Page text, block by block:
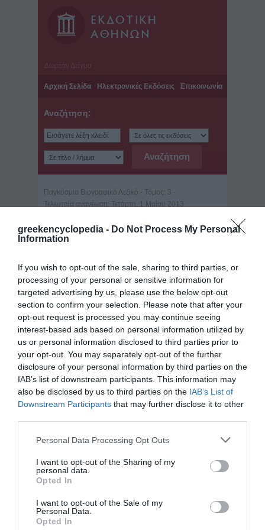
greekencyclopedia - Do Not Process My Personal
Information
If you wish to opt-out of the sale, sharing to third parties, or
processing of your personal or sensitive information for
targeted advertising by us, please use the below opt-out
section to confirm your selection. Please note that after your
opt-out request is processed you may continue seeing
interest-based ads based on personal information utilized by
us or personal information disclosed to third parties prior to
your opt-out. You may separately opt-out of the further
disclosure of your personal information by third parties on the
IAB’s list of downstream participants. This information may
also be disclosed by us to third parties on the IAB’s List of
Downstream Participants that may further disclose it to other
Personal Data Processing Opt Outs
I want to opt-out of the Sharing of my
personal data.
Opted In
I want to opt-out of the Sale of my
Personal Data.
Opted In
Αρχική Σελίδα Ηλεκτρονικές Εκδόσεις Επικοινωνία
Αναζήτηση:
Παγκόσμιο Βιογραφικό Λεξικό - Τόμος: 3 -
Τελευταία ανανέωση: Τετάρτη, 1 Μαΐου 2013
275 - Αντιόχεια ή Απάμεια, ;
Επάγγελμα: Ποιητής, Φιλόλογος
Ημερομηνίες: 276 -
Δείγμα λήμματος:
Ευφορίων (Χαλκίδα, 276 / 275 - Αντιόχεια ή
Απάμεια, ; π.Χ.). Ποιητής και φιλόλογος της
αλεξανδρινής εποχής. Γιος του
Πολύμνηστου, σπούδασε, κυρίως
φιλοσοφία, στην Αθήνα. Νέος απέκτησε
πλούτη από τη συμβίωση του με τη Νίκαια ,
την ηλικιωμένη χήρα του Μακεδόνα διοικητή
της Χαλκίδας Αλέξανδρου* (γιου του ...
Παγκόσμιο Βιογραφικό Λεξικό
« Προηγούμενη
Ευστάθιος Θεσσαλονίκης (ο Κατάφλωρος)
(Κωνσταντινούπολη, 1115 ; - Θεσσαλονίκη,
Ευστράτιος Νικαίας (περ. 1050 - περ. - 1120)